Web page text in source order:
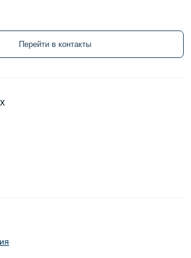
Перейти в контакты